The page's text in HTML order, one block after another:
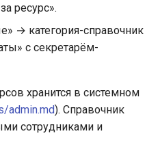
ресурс».
→ категория-справочник
с секретарём-
хранится в системном
admin.md). Справочник
сотрудниками и